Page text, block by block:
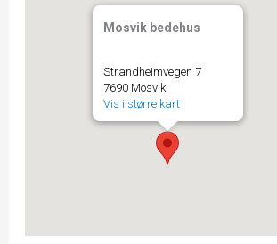
Mosvik bedehus
Strandheimvegen 7
7690 Mosvik
Vis i større kart